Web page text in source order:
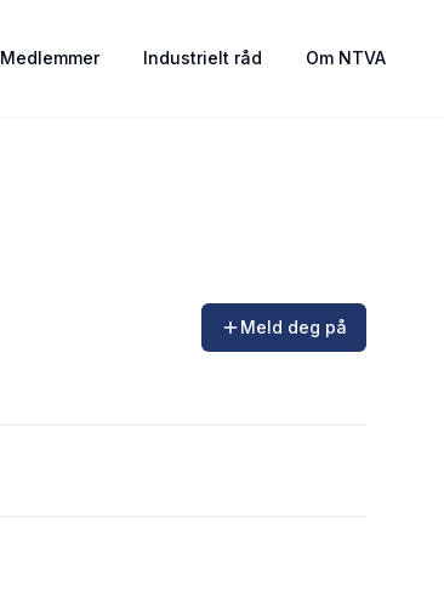
Medlemmer Industrielt råd Om NTVA
Meld deg på